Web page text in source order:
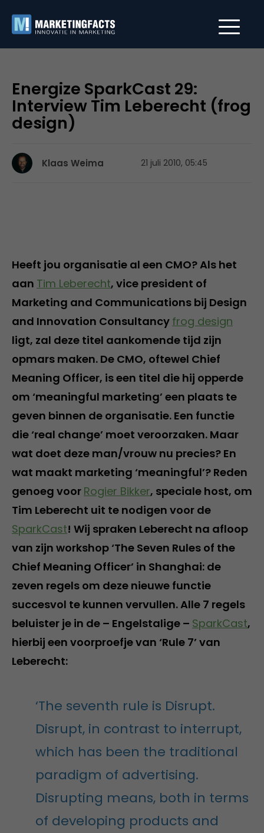
Energize SparkCast 29:
Interview Tim Leberecht (frog
design)
Klaas Weima 21 juli 2010, 05:45
Heeft jou organisatie al een CMO? Als het
aan Tim Leberecht, vice president of
Marketing and Communications bij Design
and Innovation Consultancy frog design
ligt, zal deze titel aankomende tijd zijn
opmars maken. De CMO, oftewel Chief
Meaning Officer, is een titel die hij opperde
om ‘meaningful marketing’ een plaats te
geven binnen de organisatie. Een functie
die ‘real change’ moet veroorzaken. Maar
wat doet deze man/vrouw nu precies? En
wat maakt marketing ‘meaningful’? Reden
genoeg voor Rogier Bikker, speciale host, om
Tim Leberecht uit te nodigen voor de
SparkCast! Wij spraken Leberecht na afloop
van zijn workshop ‘The Seven Rules of the
Chief Meaning Officer’ in Shanghai: de
zeven regels om deze nieuwe functie
succesvol te kunnen vervullen. Alle 7 regels
beluister je in de – Engelstalige – SparkCast,
hierbij een voorproefje van ‘Rule 7’ van
Leberecht:
‘The seventh rule is Disrupt.
Disrupt, in contrast to interrupt,
which has been the traditional
paradigm of advertising.
Disrupting means, both in terms
of developing products and